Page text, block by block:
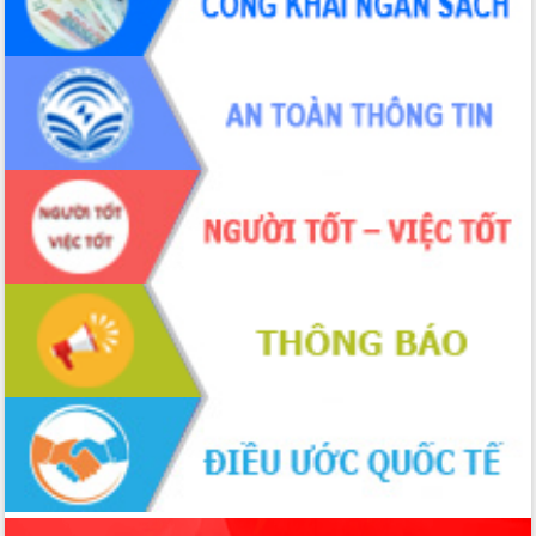
món ăn từ sầu riêng
Đắk Lắk công bố Quy hoạch và xúc
tiến đầu tư tỉnh
Ngành cá ngừ Đắk Lắk chủ động thích
ứng để giữ vững thị trường xuất khẩu
Diễn đàn Kinh tế tư nhân Việt Nam đột
phá cơ chế - Hợp tác công tư
Đề án 06 tạo bước ngoặt đột phá trong
cải cách hành chính tỉnh Đắk Lắk
Kết nối tour, đẩy mạnh chuyển đổi số
để phát triển du lịch Đắk Lắk
Khởi động Dự án Đầu tư xây dựng hạ
tầng kỹ thuật Cụm công nghiệp Tân
Tiến
Gặp mặt các cơ quan báo chí nhân Kỷ
niệm 101 năm Ngày Báo chí Cách
mạng Việt Nam
Đắk Lắk sơ kết 4 năm triển khai thực
hiện Đề án 06 của Chính phủ
Họp báo thông tin về Hội nghị Công bố